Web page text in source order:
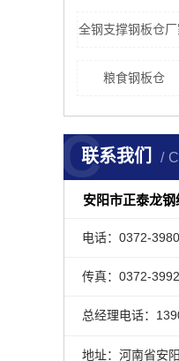
全钢支撑钢板仓厂
粮食钢板仓
联系我们
C
安阳市正泰龙
电话：0372-
传真：0372-
总经理电话：
地址：河南省安